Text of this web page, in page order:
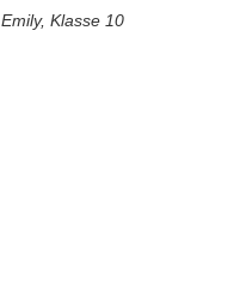
Emily, Klasse 10